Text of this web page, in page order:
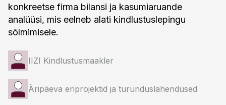
konkreetse firma bilansi ja kasumiaruande
analüüsi, mis eelneb alati kindlustuslepingu
sõlmimisele.
IIZI Kindlustusmaakler
Äripäeva eriprojektid ja turunduslahendused